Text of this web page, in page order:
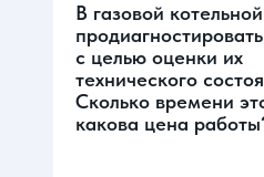
В газовой
с целью оценки их
технического
Сколько времени
какова цена